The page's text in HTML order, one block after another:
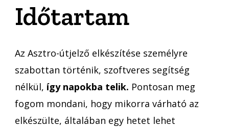
Időtartam
Az Asztro-útjelző elkészítése személyre
szabottan történik, szoftveres segítség
nélkül, így napokba telik. Pontosan meg
fogom mondani, hogy mikorra várható az
elkészülte, általában egy hetet lehet